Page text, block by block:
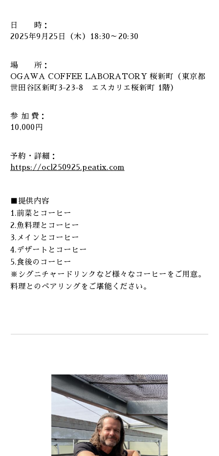
日 時：
2025年9月25日（木）18:30～20:30
場 所：
OGAWA COFFEE LABORATORY 桜新町（東京都
世田谷区新町3-23-8 エスカリエ桜新町 1階）
参 加 費：
10,000円
予約・詳細：
https://ocl250925.peatix.com
■提供内容
1.前菜とコーヒー
2.魚料理とコーヒー
3.メインとコーヒー
4.デザートとコーヒー
5.食後のコーヒー
※シグニチャードリンクなど様々なコーヒーをご用意。
料理とのペアリングをご堪能ください。